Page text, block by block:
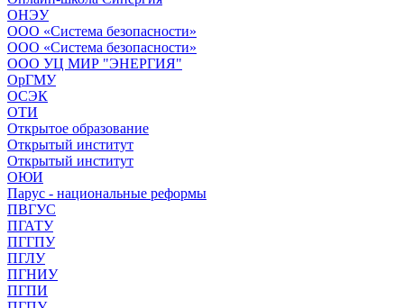
ОНЭУ
ООО «Система безопасности»
ООО «Система безопасности»
ООО УЦ МИР "ЭНЕРГИЯ"
ОрГМУ
ОСЭК
ОТИ
Открытое образование
Открытый институт
Открытый институт
ОЮИ
Парус - национальные реформы
ПВГУС
ПГАТУ
ПГГПУ
ПГЛУ
ПГНИУ
ПГПИ